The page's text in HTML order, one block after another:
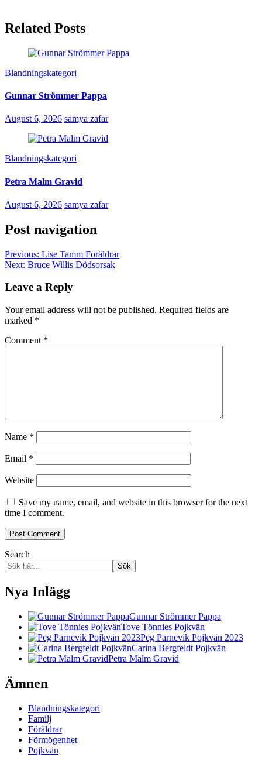
Related Posts
Blandningskategori
Gunnar Strömmer Pappa
August 6, 2026 samya zafar
Blandningskategori
Petra Malm Gravid
August 6, 2026 samya zafar
Post navigation
Previous: Lise Tamm Föräldrar
Next: Bruce Willis Dödsorsak
Leave a Reply
Your email address will not be published. Required fields are
marked *
Comment *
Name *
Email *
Website
Save my name, email, and website in this browser for the next
time I comment.
Search
Sök
Nya Inlägg
Gunnar Strömmer Pappa
Tove Tönnies Pojkvän
Peg Parnevik Pojkvän 2023
Carina Bergfeldt Pojkvän
Petra Malm Gravid
Ämnen
Blandningskategori
Familj
Föräldrar
Förmögenhet
Pojkvän